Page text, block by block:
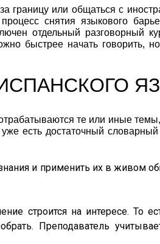
границу или общаться с
снятия языкового
отдельный разговорный
быстрее начать говорить,
те или иные
есть достаточный
и применить их в живом
строится на интересе. То
Преподаватель